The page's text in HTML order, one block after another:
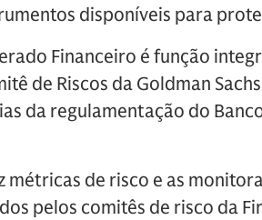
disponíveis para
Financeiro é função
de Riscos da Goldman Sachs
da regulamentação do
de risco e as
pelos comitês de risco da